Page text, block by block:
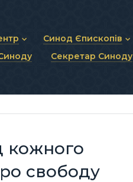
анонси
Синод Єпископів
Статут Синоду
Синодальні органи
Секретар Синоду
кожного
свободу